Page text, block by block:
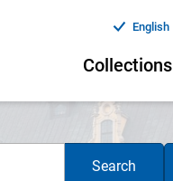
English
Collections
Search